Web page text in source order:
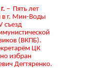
– Пять лет
в г. Мин-Воды
съезд
(ВКПБ).
ЦК
избран
Дегтяренко.